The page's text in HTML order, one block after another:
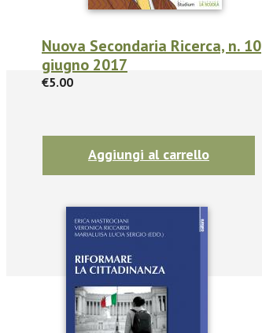
Nuova Secondaria Ricerca, n. 10
giugno 2017
€5.00
Aggiungi al carrello